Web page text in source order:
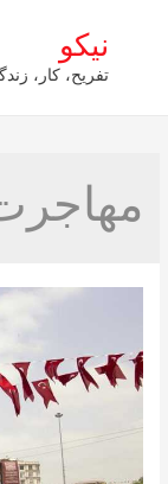
نیکو
تفریح، کار،
مهاجرت